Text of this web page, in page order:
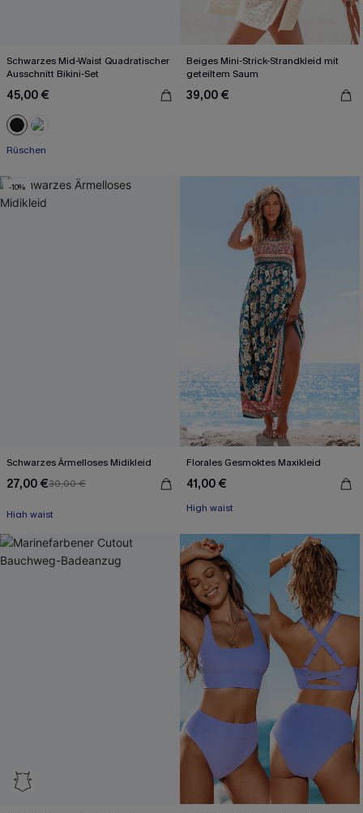
Schwarzes Mid-Waist Quadratischer
Ausschnitt Bikini-Set
45,00 €
Rüschen
Beiges Mini-Strick-Strandkleid mit
geteiltem Saum
39,00 €
-10%
Schwarzes Ärmelloses Midikleid
27,00 €30,00 €
Mit Gratis-Maßband
Florales Gesmoktes Maxikleid
41,00 €
High waist